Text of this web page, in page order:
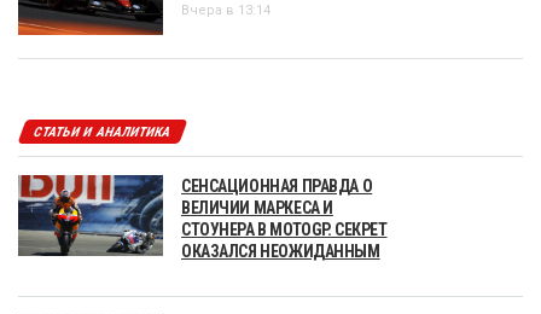
Вчера в 13:14
СТАТЬИ И АНАЛИТИКА
СЕНСАЦИОННАЯ ПРАВДА О
ВЕЛИЧИИ МАРКЕСА И
СТОУНЕРА В MOTOGP. СЕКРЕТ
ОКАЗАЛСЯ НЕОЖИДАННЫМ